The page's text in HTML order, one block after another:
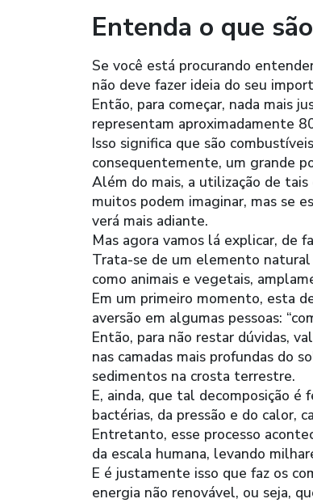
Entenda o que
Se você está procurando
não deve fazer ideia do seu
Então, para começar, nada mais
representam aproximadamente
Isso significa que são
consequentemente, um grande
Além do mais, a utilização de
muitos podem imaginar, mas se
verá mais adiante.
Mas agora vamos lá explicar, de
Trata-se de um elemento natural
como animais e vegetais,
Em um primeiro momento, esta
aversão em algumas pessoas:
Então, para não restar dúvidas,
nas camadas mais profundas do
sedimentos na crosta terrestre.
E, ainda, que tal decomposição é
bactérias, da pressão e do calor,
Entretanto, esse processo
da escala humana, levando
E é justamente isso que faz os
energia não renovável, ou seja,